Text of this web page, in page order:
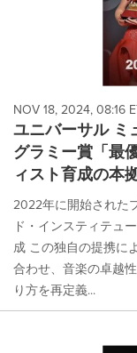
NOV 18, 2024, 08:16
ユニバーサル ミ
グラミー賞「最
ィスト育成の本
2022年に開始された
ド・インスティテュ
成 この独自の提携に
合わせ、音楽の卓越
り方を再定義...